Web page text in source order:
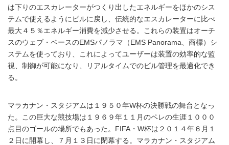
は下りのエスカレーターがつくり出したエネルギーをほかのシス
テムで使えるようにビルに戻し、伝統的なエスカレーターに比べ
最大４５％エネルギー消費を減少させる。これらの装置はオーチ
スのウェブ・ベースのEMSパノラマ（EMS Panorama、商標）シ
ステムを使っており、これによってユーザーは装置の効率的な監
視、制御が可能になり、リアルタイムでのビル管理を最適化でき
る。
マラカナン・スタジアムは１９５０年W杯の決勝戦の舞台となっ
た。この巨大な競技場は１９６９年１１月のペレの生涯１０００
点目のゴールの場所でもあった。FIFA・W杯は２０１４年６月１
２日に開幕し、７月１３日に閉幕する。マラカナン・スタジアム